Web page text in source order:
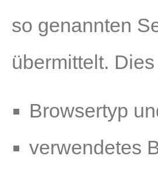
so genannten
übermittelt.
Browsertyp
verwendetes